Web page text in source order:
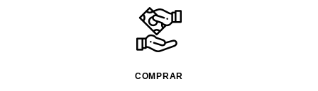
COMPRAR